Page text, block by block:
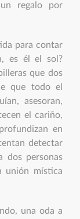
regalo por
para contar
es él el sol?
que dos
que todo el
asesoran,
el cariño,
en
detectar
dos personas
unión mística
una oda a